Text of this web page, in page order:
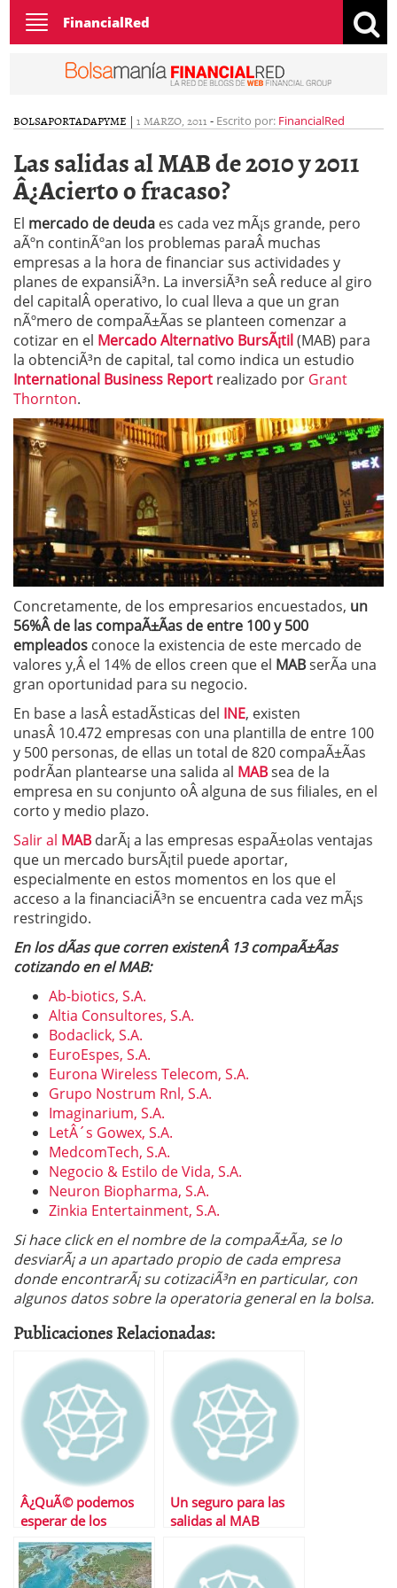
Toggle
navigation
FinancialRed
BOLSAPORTADAPYME | 1 MARZO, 2011 - Escrito por: FinancialRed
Las salidas al MAB de 2010 y 2011
Â¿Acierto o fracaso?
El mercado de deuda es cada vez mÃ¡s grande, pero
aÃºn continÃºan los problemas paraÂ muchas
empresas a la hora de financiar sus actividades y
planes de expansiÃ³n. La inversiÃ³n seÂ reduce al giro
del capitalÂ operativo, lo cual lleva a que un gran
nÃºmero de compaÃ±Ã­as se planteen comenzar a
cotizar en el Mercado Alternativo BursÃ¡til(MAB) para
la obtenciÃ³n de capital, tal como indica un estudio
International Business Report realizado por Grant
Thornton.
Concretamente, de los empresarios encuestados, un
56%Â de las compaÃ±Ã­as de entre 100 y 500
empleados conoce la existencia de este mercado de
valores y,Â el 14% de ellos creen que el MABserÃ­a una
gran oportunidad para su negocio.
En base a lasÂ estadÃ­sticas del INE, existen
unasÂ 10.472 empresas con una plantilla de entre 100
y 500 personas, de ellas un total de 820 compaÃ±Ã­as
podrÃ­an plantearse una salida al MABsea de la
empresa en su conjunto oÂ alguna de sus filiales, en el
corto y medio plazo.
Salir al MABdarÃ¡ a las empresas espaÃ±olas ventajas
que un mercado bursÃ¡til puede aportar,
especialmente en estos momentos en los que el
acceso a la financiaciÃ³n se encuentra cada vez mÃ¡s
restringido.
En los dÃ­as que corren existenÂ 13 compaÃ±Ã­as
cotizando en el MAB:
Ab-biotics, S.A.
Altia Consultores, S.A.
Bodaclick, S.A.
EuroEspes, S.A.
Eurona Wireless Telecom, S.A.
Grupo Nostrum Rnl, S.A.
Imaginarium, S.A.
LetÂ´s Gowex, S.A.
MedcomTech, S.A.
Negocio & Estilo de Vida, S.A.
Neuron Biopharma, S.A.
Zinkia Entertainment, S.A.
Si hace click en el nombre de la compaÃ±Ã­a, se lo
desviarÃ¡ a un apartado propio de cada empresa
donde encontrarÃ¡ su cotizaciÃ³n en particular, con
algunos datos sobre la operatoria general en la bolsa.
Publicaciones Relacionadas:
Â¿QuÃ© podemos
esperar de los
mercados esta
semana?
Un seguro para las
salidas al MAB